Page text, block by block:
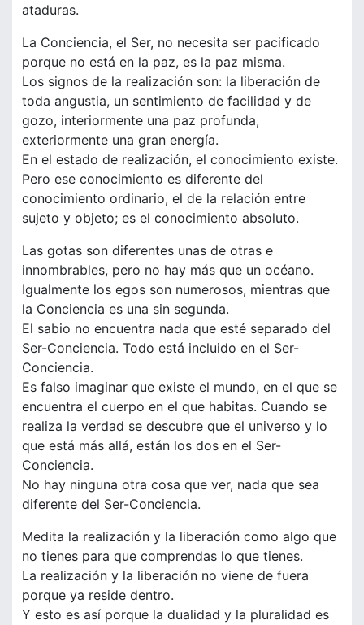
ataduras.
La Conciencia, el Ser, no necesita ser pacificado
porque no está en la paz, es la paz misma.
Los signos de la realización son: la liberación de
toda angustia, un sentimiento de facilidad y de
gozo, interiormente una paz profunda,
exteriormente una gran energía.
En el estado de realización, el conocimiento existe.
Pero ese conocimiento es diferente del
conocimiento ordinario, el de la relación entre
sujeto y objeto; es el conocimiento absoluto.
Las gotas son diferentes unas de otras e
innombrables, pero no hay más que un océano.
Igualmente los egos son numerosos, mientras que
la Conciencia es una sin segunda.
El sabio no encuentra nada que esté separado del
Ser-Conciencia. Todo está incluido en el Ser-
Conciencia.
Es falso imaginar que existe el mundo, en el que se
encuentra el cuerpo en el que habitas. Cuando se
realiza la verdad se descubre que el universo y lo
que está más allá, están los dos en el Ser-
Conciencia.
No hay ninguna otra cosa que ver, nada que sea
diferente del Ser-Conciencia.
Medita la realización y la liberación como algo que
no tienes para que comprendas lo que tienes.
La realización y la liberación no viene de fuera
porque ya reside dentro.
Y esto es así porque la dualidad y la pluralidad es